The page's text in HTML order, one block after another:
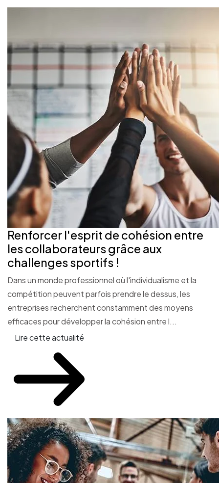
Renforcer l'esprit de cohésion entre
les collaborateurs grâce aux
challenges sportifs !
Dans un monde professionnel où l'individualisme et la
compétition peuvent parfois prendre le dessus, les
entreprises recherchent constamment des moyens
efficaces pour développer la cohésion entre l...
Lire cette actualité